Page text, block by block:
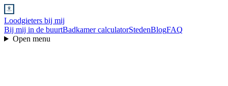
Loodgieters bij mij
Bij mij in de buurtBadkamer calculatorStedenBlogFAQ
Open menu